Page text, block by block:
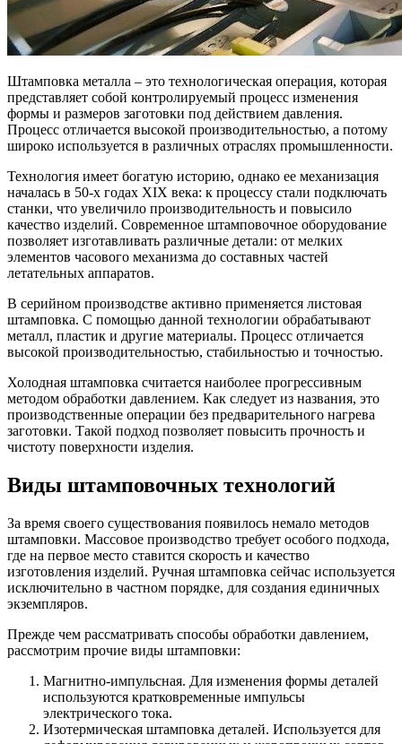
Штамповка металла – это технологическая операция, которая
представляет собой контролируемый процесс изменения
формы и размеров заготовки под действием давления.
Процесс отличается высокой производительностью, а потому
широко используется в различных отраслях промышленности.
Технология имеет богатую историю, однако ее механизация
началась в 50-х годах XIX века: к процессу стали подключать
станки, что увеличило производительность и повысило
качество изделий. Современное штамповочное оборудование
позволяет изготавливать различные детали: от мелких
элементов часового механизма до составных частей
летательных аппаратов.
В серийном производстве активно применяется листовая
штамповка. С помощью данной технологии обрабатывают
металл, пластик и другие материалы. Процесс отличается
высокой производительностью, стабильностью и точностью.
Холодная штамповка считается наиболее прогрессивным
методом обработки давлением. Как следует из названия, это
производственные операции без предварительного нагрева
заготовки. Такой подход позволяет повысить прочность и
чистоту поверхности изделия.
Виды штамповочных технологий
За время своего существования появилось немало методов
штамповки. Массовое производство требует особого подхода,
где на первое место ставится скорость и качество
изготовления изделий. Ручная штамповка сейчас используется
исключительно в частном порядке, для создания единичных
экземпляров.
Прежде чем рассматривать способы обработки давлением,
рассмотрим прочие виды штамповки:
Магнитно-импульсная. Для изменения формы деталей
используются кратковременные импульсы
электрического тока.
Изотермическая штамповка деталей. Используется для